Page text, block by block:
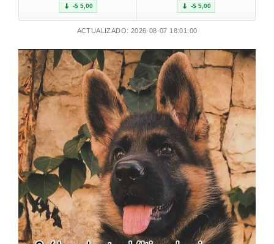
-$ 5,00 -$ 5,00
ACTUALIZADO: 2026-08-07 18:01:00